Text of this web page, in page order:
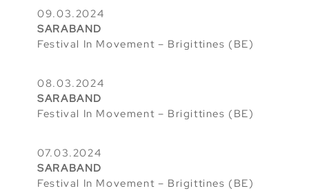
09.03.2024
SARABAND
Festival In Movement – Brigittines (BE)
08.03.2024
SARABAND
Festival In Movement – Brigittines (BE)
07.03.2024
SARABAND
Festival In Movement – Brigittines (BE)